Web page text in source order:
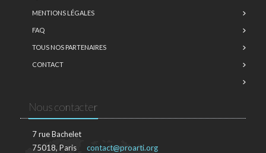
MENTIONS LÉGALES
FAQ
TOUS NOS PARTENAIRES
CONTACT
Nous contacter
7 rue Bachelet
75018, Paris
contact@proarti.org